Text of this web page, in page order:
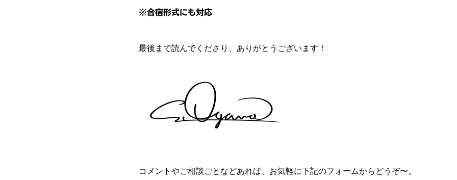
※合宿形式にも対応
最後まで読んでくださり、ありがとうございます！
コメントやご相談ごとなどあれば、お気軽に下記のフォームからどうぞ〜。